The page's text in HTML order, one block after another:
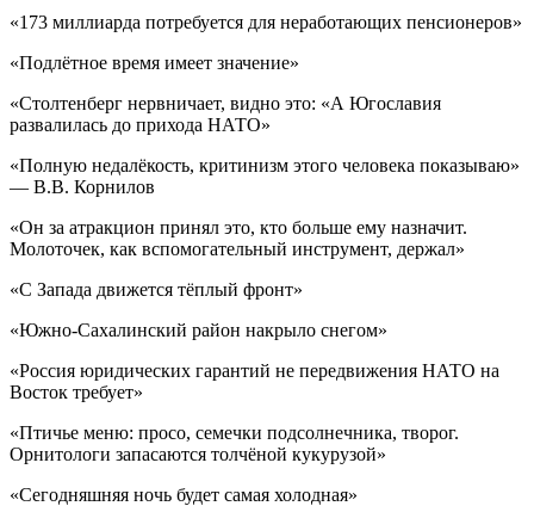
«173 миллиарда потребуется для неработающих пенсионеров»
«Подлётное время имеет значение»
«Столтенберг нервничает, видно это: «А Югославия
развалилась до прихода НАТО»
«Полную недалёкость, критинизм этого человека показываю»
— В.В. Корнилов
«Он за атракцион принял это, кто больше ему назначит.
Молоточек, как вспомогательный инструмент, держал»
«С Запада движется тёплый фронт»
«Южно-Сахалинский район накрыло снегом»
«Россия юридических гарантий не передвижения НАТО на
Восток требует»
«Птичье меню: просо, семечки подсолнечника, творог.
Орнитологи запасаются толчёной кукурузой»
«Сегодняшняя ночь будет самая холодная»